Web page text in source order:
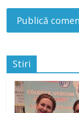
Stiri